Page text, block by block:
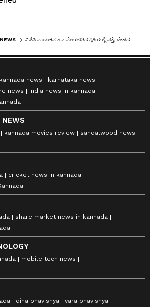
news
karnataka news
news
india news in kannada
NEWS
kannada movies review
sandalwood news
cricket news in kannada
share market news in kannada
mobile tech news
dina bhavishya
vara bhavishya